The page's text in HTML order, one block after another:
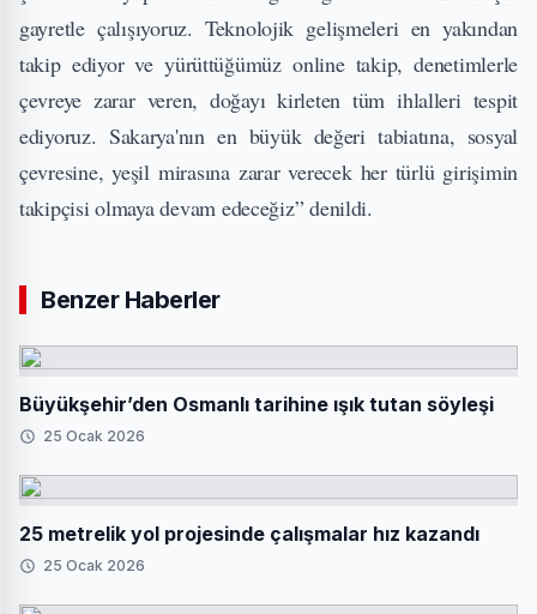
gayretle çalışıyoruz. Teknolojik gelişmeleri en yakından
takip ediyor ve yürüttüğümüz online takip, denetimlerle
çevreye zarar veren, doğayı kirleten tüm ihlalleri tespit
ediyoruz. Sakarya'nın en büyük değeri tabiatına, sosyal
çevresine, yeşil mirasına zarar verecek her türlü girişimin
takipçisi olmaya devam edeceğiz” denildi.
Benzer Haberler
Büyükşehir’den Osmanlı tarihine ışık tutan söyleşi
25 Ocak 2026
25 metrelik yol projesinde çalışmalar hız kazandı
25 Ocak 2026